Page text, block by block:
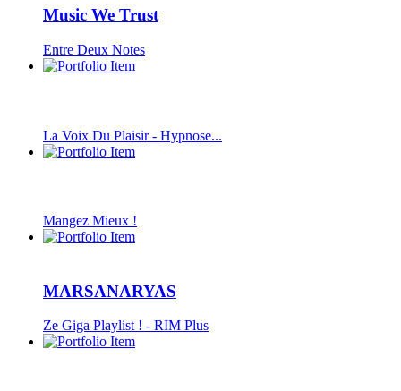
Music We Trust
Entre Deux Notes
La Voix Du Plaisir - Hypnose...
Mangez Mieux !
MARSANARYAS
Ze Giga Playlist ! - RIM Plus